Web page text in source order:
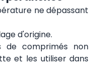
ne dépassant
d'origine.
de comprimés non
et les utiliser dans